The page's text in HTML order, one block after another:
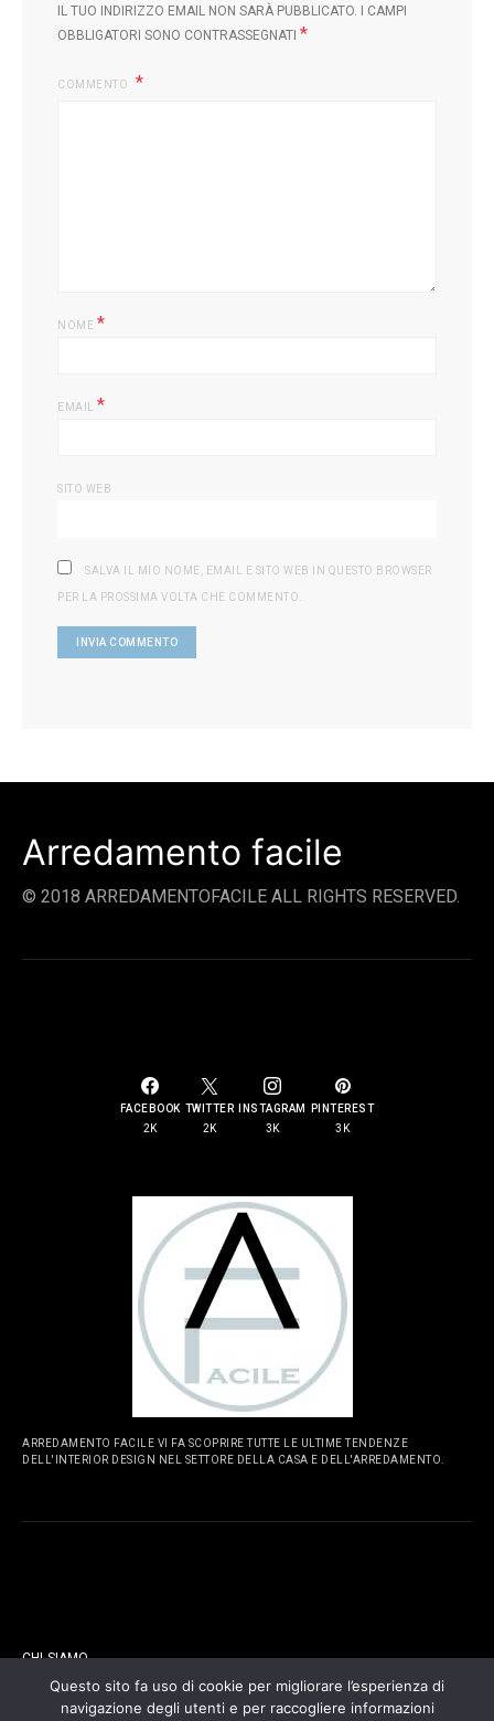
IL TUO INDIRIZZO EMAIL NON SARÀ PUBBLICATO.
I CAMPI
OBBLIGATORI SONO CONTRASSEGNATI *
COMMENTO
NOME *
EMAIL *
SITO WEB
SALVA IL MIO NOME, EMAIL E SITO WEB IN QUESTO BROWSER
PER LA PROSSIMA VOLTA CHE COMMENTO.
Arredamento facile
© 2018 ARREDAMENTOFACILE ALL RIGHTS RESERVED.
FACEBOOK
2K
TWITTER
2K
INSTAGRAM
3K
PINTEREST
3K
ARREDAMENTO FACILE VI FA SCOPRIRE TUTTE LE ULTIME TENDENZE
DELL'INTERIOR DESIGN NEL SETTORE DELLA CASA E DELL'ARREDAMENTO.
CHI SIAMO
CONTATTI
Questo sito fa uso di cookie per migliorare l’esperienza di
navigazione degli utenti e per raccogliere informazioni